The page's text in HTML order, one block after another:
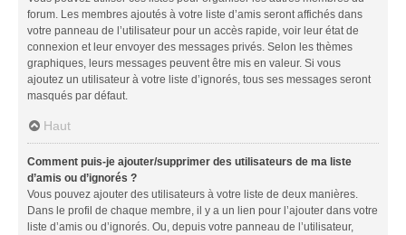
forum. Les membres ajoutés à votre liste d’amis seront affichés dans
votre panneau de l’utilisateur pour un accès rapide, voir leur état de
connexion et leur envoyer des messages privés. Selon les thèmes
graphiques, leurs messages peuvent être mis en valeur. Si vous
ajoutez un utilisateur à votre liste d’ignorés, tous ses messages seront
masqués par défaut.
Haut
Comment puis-je ajouter/supprimer des utilisateurs de ma liste
d’amis ou d’ignorés ?
Vous pouvez ajouter des utilisateurs à votre liste de deux manières.
Dans le profil de chaque membre, il y a un lien pour l’ajouter dans votre
liste d’amis ou d’ignorés. Ou, depuis votre panneau de l’utilisateur,